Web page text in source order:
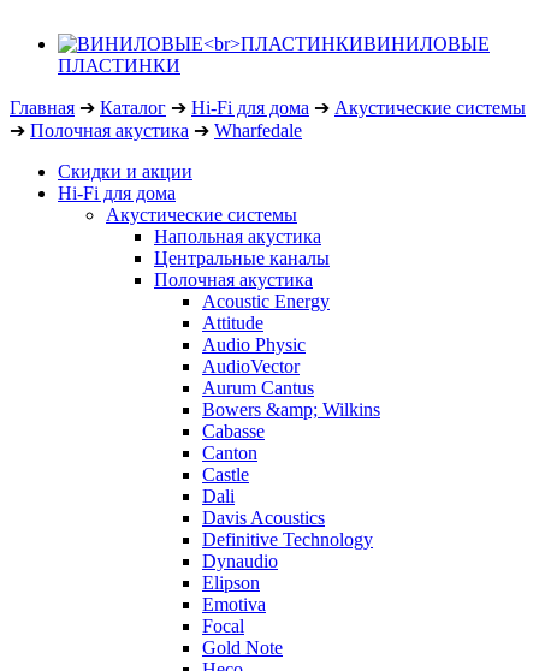
ВИНИЛОВЫЕ
ПЛАСТИНКИ
Главная ➔ Каталог ➔ Hi-Fi для дома ➔ Акустические системы
➔ Полочная акустика ➔ Wharfedale
Скидки и акции
Hi-Fi для дома
Акустические системы
Напольная акустика
Центральные каналы
Полочная акустика
Acoustic Energy
Attitude
Audio Physic
AudioVector
Aurum Cantus
Bowers &amp; Wilkins
Cabasse
Canton
Castle
Dali
Davis Acoustics
Definitive Technology
Dynaudio
Elipson
Emotiva
Focal
Gold Note